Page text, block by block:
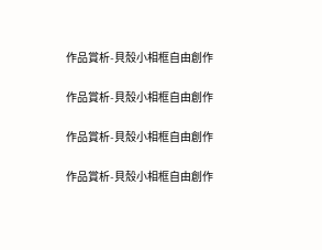
作品賞析-貝殼小相框自由創作
作品賞析-貝殼小相框自由創作
作品賞析-貝殼小相框自由創作
作品賞析-貝殼小相框自由創作